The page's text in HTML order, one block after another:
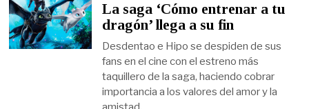
La saga ‘Cómo entrenar a tu
dragón’ llega a su fin
Desdentao e Hipo se despiden de sus
fans en el cine con el estreno más
taquillero de la saga, haciendo cobrar
importancia a los valores del amor y la